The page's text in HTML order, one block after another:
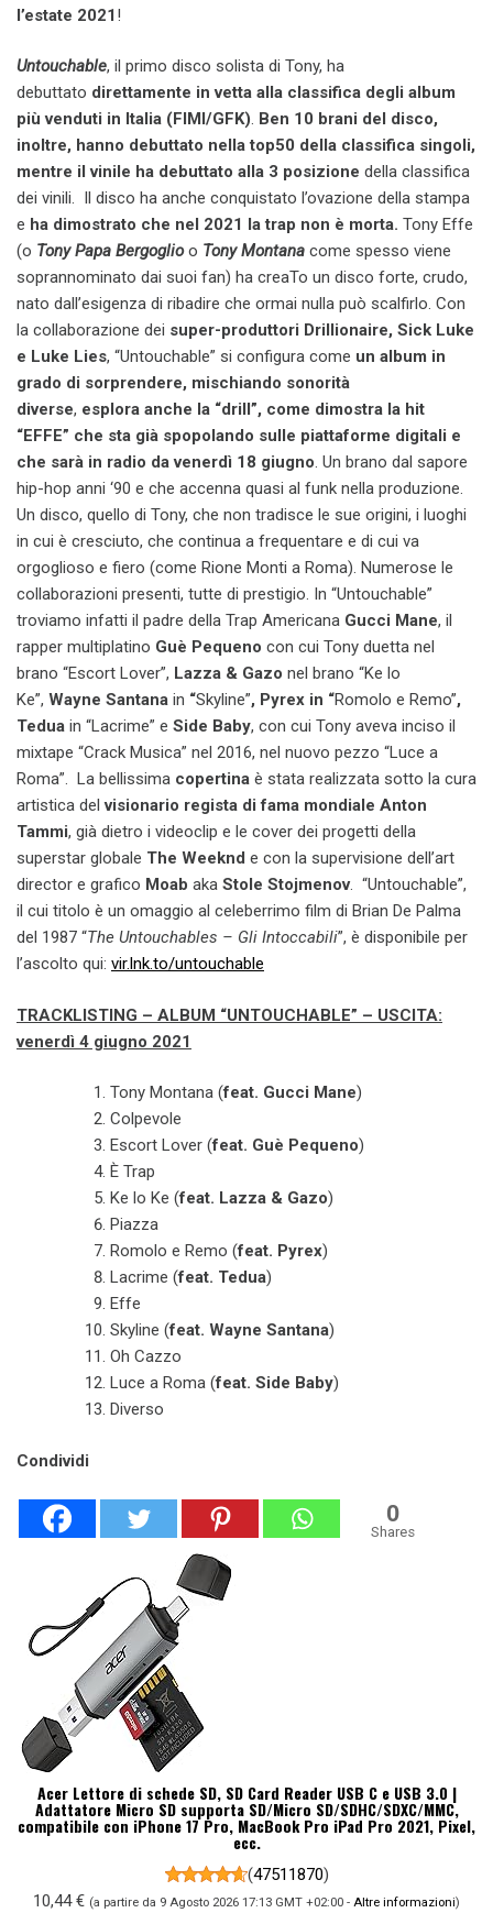
l’estate 2021 !
Untouchable, il primo disco solista di Tony, ha
debuttato direttamente in vetta alla classifica degli album
più venduti in Italia (FIMI/GFK). Ben 10 brani del disco,
inoltre, hanno debuttato nella top50 della classifica singoli,
mentre il vinile ha debuttato alla 3 posizione della classifica
dei vinili. Il disco ha anche conquistato l’ovazione della stampa
e ha dimostrato che nel 2021 la trap non è morta. Tony Effe
(o Tony Papa Bergoglioo Tony Montana come spesso viene
soprannominato dai suoi fan) ha creaTo un disco forte, crudo,
nato dall’esigenza di ribadire che ormai nulla può scalfirlo. Con
la collaborazione dei super-produttori Drillionaire, Sick Luke
e Luke Lies, “Untouchable” si configura come un album in
grado di sorprendere, mischiando sonorità
diverse, esplora anche la “drill”, come dimostra la hit
“EFFE” che sta già spopolando sulle piattaforme digitali e
che sarà in radio da venerdì 18 giugno. Un brano dal sapore
hip-hop anni ‘90 e che accenna quasi al funk nella produzione.
Un disco, quello di Tony, che non tradisce le sue origini, i luoghi
in cui è cresciuto, che continua a frequentare e di cui va
orgoglioso e fiero (come Rione Monti a Roma). Numerose le
collaborazioni presenti, tutte di prestigio. In “Untouchable”
troviamo infatti il padre della Trap Americana Gucci Mane, il
rapper multiplatino Guè Pequeno con cui Tony duetta nel
brano “Escort Lover”, Lazza & Gazo nel brano “Ke lo
Ke”, Wayne Santana in “Skyline”, Pyrex in “Romolo e Remo”,
Tedua in “Lacrime” e Side Baby, con cui Tony aveva inciso il
mixtape “Crack Musica” nel 2016, nel nuovo pezzo “Luce a
Roma”. La bellissima copertina è stata realizzata sotto la cura
artistica delvisionario regista di fama mondiale Anton
Tammi, già dietro i videoclip e le cover dei progetti della
superstar globale The Weeknd e con la supervisione dell’art
director e grafico Moab aka Stole Stojmenov. “Untouchable”,
il cui titolo è un omaggio al celeberrimo film di Brian De Palma
del 1987 “The Untouchables – Gli Intoccabili”, è disponibile per
l’ascolto qui: vir.lnk.to/untouchable
TRACKLISTING – ALBUM “UNTOUCHABLE” – USCITA:
venerdì 4 giugno 2021
Tony Montana (feat. Gucci Mane)
Colpevole
Escort Lover (feat. Guè Pequeno)
È Trap
Ke lo Ke (feat. Lazza & Gazo)
Piazza
Romolo e Remo (feat. Pyrex)
Lacrime (feat. Tedua)
Effe
Skyline (feat. Wayne Santana)
Oh Cazzo
Luce a Roma (feat. Side Baby)
Diverso
Condividi
0
Shares
Acer Lettore di schede SD, SD Card Reader USB C e USB 3.0 |
Adattatore Micro SD supporta SD/Micro SD/SDHC/SDXC/MMC,
compatibile con iPhone 17 Pro, MacBook Pro iPad Pro 2021, Pixel,
ecc.
(47511870)
10,44 € (a partire da 9 Agosto 2026 17:13 GMT +02:00 - Altre informazioni)